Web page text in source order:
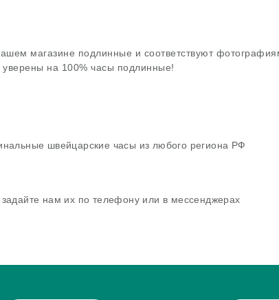
магазине подлинные и соответствуют
уверены на 100% часы подлинные!
швейцарские часы из любого региона РФ
нам их по телефону или в мессенджерах